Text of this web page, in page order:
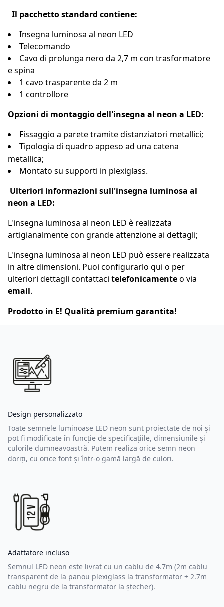
Il pacchetto standard contiene:
Insegna luminosa al neon LED
Telecomando
Cavo di prolunga nero da 2,7 m con trasformatore
e spina
1 cavo trasparente da 2 m
1 controllore
Opzioni di montaggio dell'insegna al neon a LED:
Fissaggio a parete tramite distanziatori metallici;
Tipologia di quadro appeso ad una catena
metallica;
Montato su supporti in plexiglass.
Ulteriori informazioni sull'insegna luminosa al
neon a LED:
L'insegna luminosa al neon LED è realizzata
artigianalmente con grande attenzione ai dettagli;
L'insegna luminosa al neon LED può essere realizzata
in altre dimensioni. Puoi configurarlo qui o per
ulteriori dettagli contattaci telefonicamenteo via
email.
Prodotto in E! Qualità premium garantita!
Design personalizzato
Toate semnele luminoase LED neon sunt proiectate de noi și
pot fi modificate în funcție de specificațiile, dimensiunile și
culorile dumneavoastră. Putem realiza orice semn neon
doriți, cu orice font și într-o gamă largă de culori.
Adattatore incluso
Semnul LED neon este livrat cu un cablu de 4.7m (2m cablu
transparent de la panou plexiglass la transformator + 2.7m
cablu negru de la transformator la ștecher).